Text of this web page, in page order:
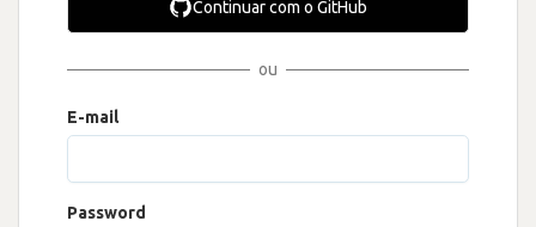
Continuar com o GitHub
ou
E-mail
Password